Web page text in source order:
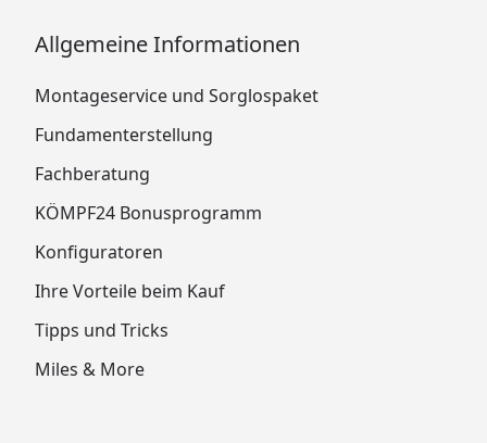
Allgemeine Informationen
Montageservice und Sorglospaket
Fundamenterstellung
Fachberatung
KÖMPF24 Bonusprogramm
Konfiguratoren
Ihre Vorteile beim Kauf
Tipps und Tricks
Miles & More